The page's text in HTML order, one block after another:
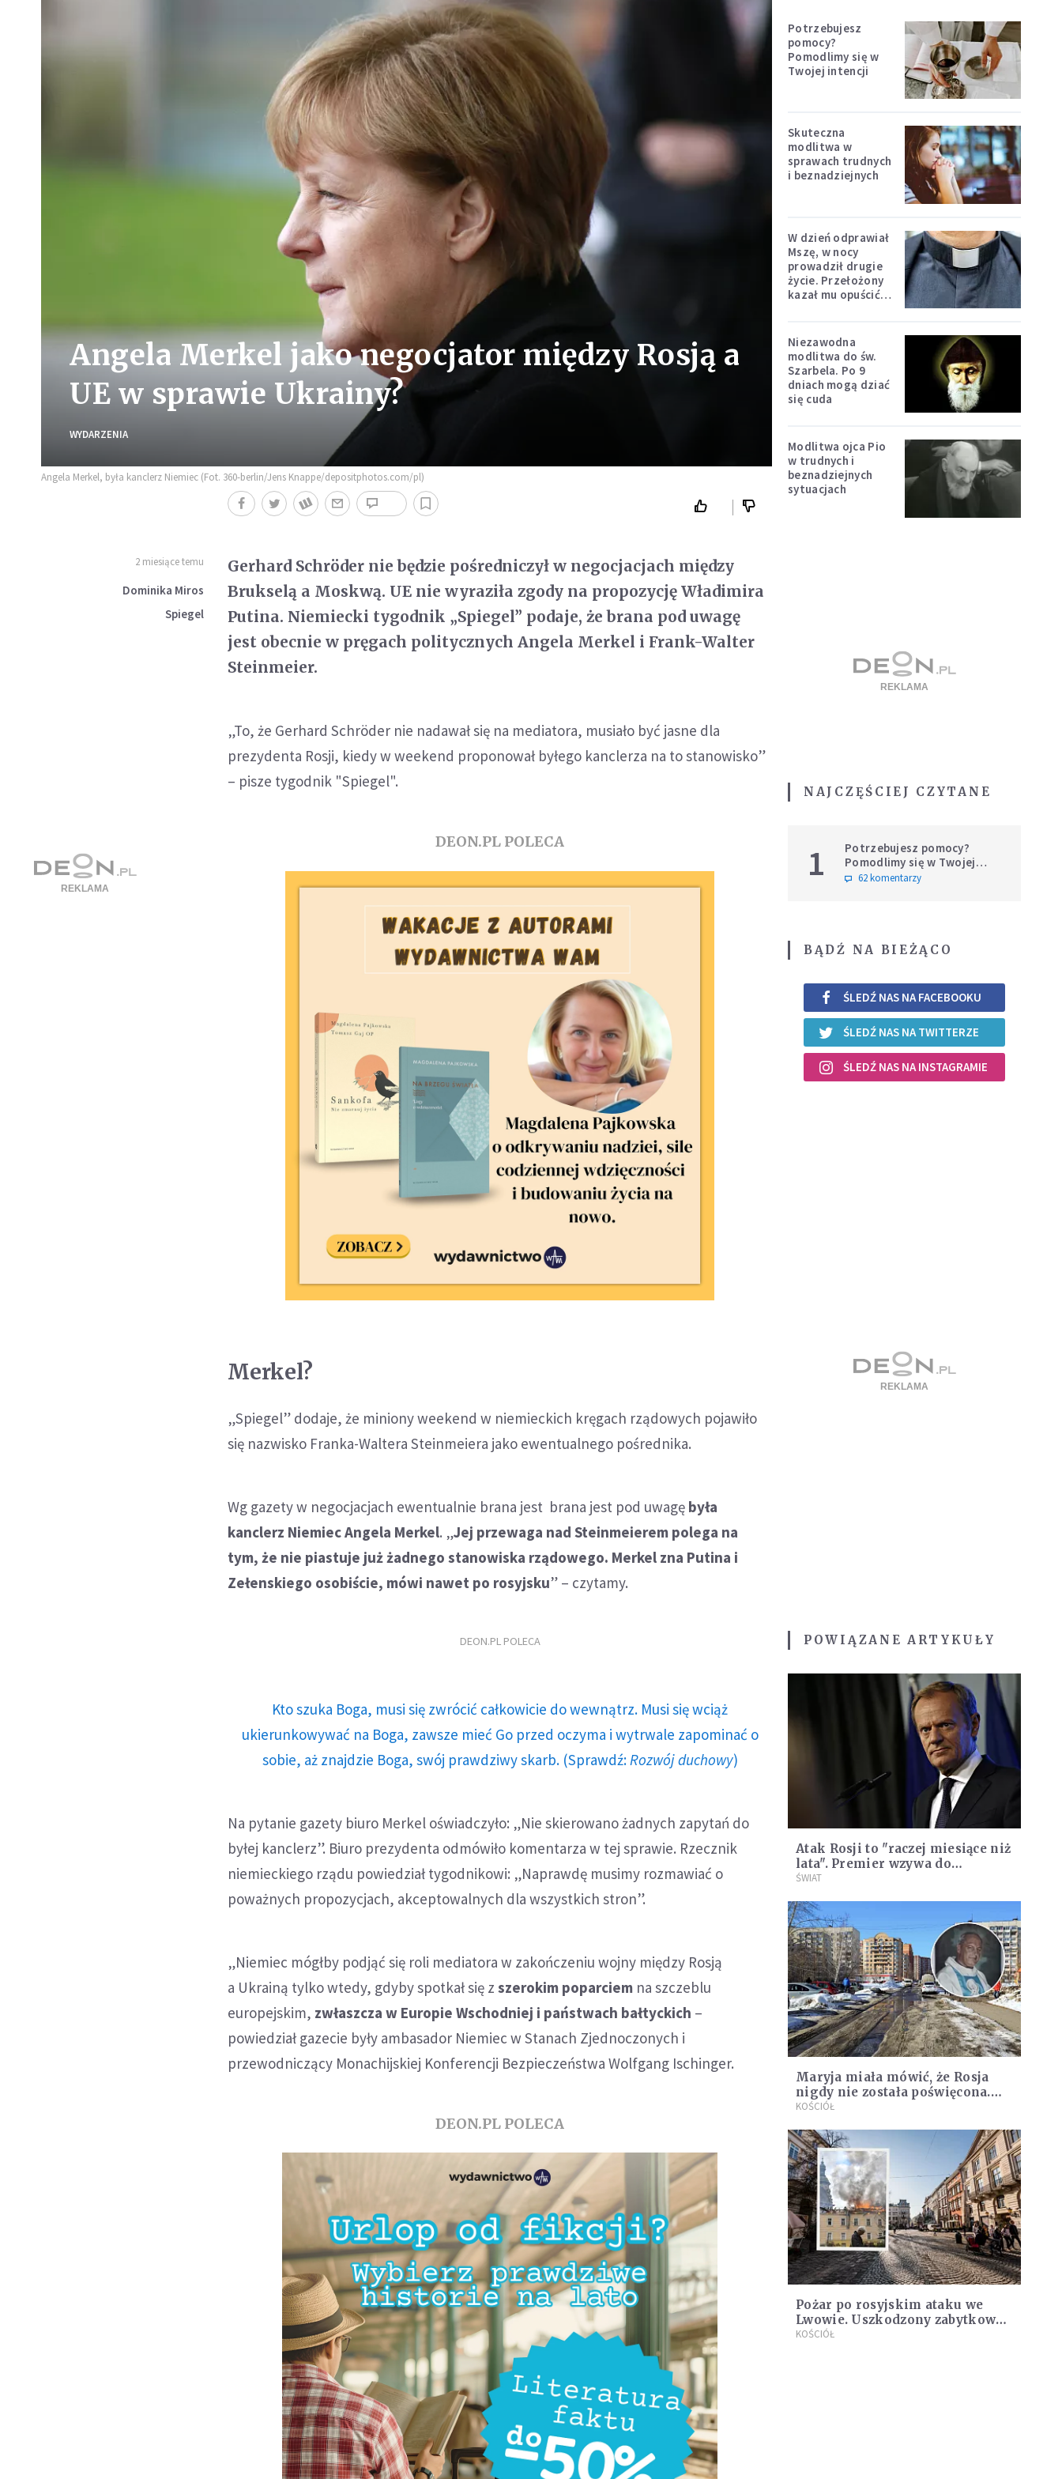
Angela Merkel jako negocjator między Rosją a
UE w sprawie Ukrainy?
WYDARZENIA
Angela Merkel, była kanclerz Niemiec (Fot. 360-berlin/Jens Knappe/depositphotos.com/pl)
2 miesiące temu
Dominika Miros
Spiegel
Gerhard Schröder nie będzie pośredniczył w negocjacjach między
Brukselą a Moskwą. UE nie wyraziła zgody na propozycję Władimira
Putina. Niemiecki tygodnik „Spiegel” podaje, że brana pod uwagę
jest obecnie w pręgach politycznych Angela Merkel i Frank-Walter
Steinmeier.
„To, że Gerhard Schröder nie nadawał się na mediatora, musiało być jasne dla
prezydenta Rosji, kiedy w weekend proponował byłego kanclerza na to stanowisko”
– pisze tygodnik "Spiegel".
DEON.PL POLECA
Merkel?
„Spiegel” dodaje, że miniony weekend w niemieckich kręgach rządowych pojawiło
się nazwisko Franka-Waltera Steinmeiera jako ewentualnego pośrednika.
Wg gazety w negocjacjach ewentualnie brana jest brana jest pod uwagę była
kanclerz Niemiec Angela Merkel. „Jej przewaga nad Steinmeierem polega na
tym, że nie piastuje już żadnego stanowiska rządowego. Merkel zna Putina i
Zełenskiego osobiście, mówi nawet po rosyjsku” – czytamy.
DEON.PL POLECA
Kto szuka Boga, musi się zwrócić całkowicie do wewnątrz. Musi się wciąż
ukierunkowywać na Boga, zawsze mieć Go przed oczyma i wytrwale zapominać o
sobie, aż znajdzie Boga, swój prawdziwy skarb. (Sprawdź: Rozwój duchowy)
Na pytanie gazety biuro Merkel oświadczyło: „Nie skierowano żadnych zapytań do
byłej kanclerz”. Biuro prezydenta odmówiło komentarza w tej sprawie. Rzecznik
niemieckiego rządu powiedział tygodnikowi: „Naprawdę musimy rozmawiać o
poważnych propozycjach, akceptowalnych dla wszystkich stron”.
„Niemiec mógłby podjąć się roli mediatora w zakończeniu wojny między Rosją
a Ukrainą tylko wtedy, gdyby spotkał się zszerokim poparciem na szczeblu
europejskim, zwłaszcza w Europie Wschodniej i państwach bałtyckich –
powiedział gazecie były ambasador Niemiec w Stanach Zjednoczonych i
przewodniczący Monachijskiej Konferencji Bezpieczeństwa Wolfgang Ischinger.
DEON.PL POLECA
Potrzebujesz
pomocy?
Pomodlimy się w
Twojej intencji
Skuteczna
modlitwa w
sprawach trudnych
i beznadziejnych
W dzień odprawiał
Mszę, w nocy
prowadził drugie
życie. Przełożony
kazał mu opuścić
Niezawodna
modlitwa do św.
Szarbela. Po 9
dniach mogą dziać
się cuda
Modlitwa ojca Pio
w trudnych i
beznadziejnych
sytuacjach
NAJCZĘŚCIEJ CZYTANE
1
Potrzebujesz pomocy?
Pomodlimy się w Twojej
intencji
62 komentarzy
BĄDŹ NA BIEŻĄCO
ŚLEDŹ NAS NA FACEBOOKU
ŚLEDŹ NAS NA TWITTERZE
ŚLEDŹ NAS NA INSTAGRAMIE
POWIĄZANE ARTYKUŁY
Atak Rosji to "raczej miesiące niż
lata". Premier wzywa do
wzmacniania Europy i NATO
ŚWIAT
Maryja miała mówić, że Rosja
nigdy nie została poświęcona.
Kapłan, który to powiedział
KOŚCIÓŁ
Pożar po rosyjskim ataku we
Lwowie. Uszkodzony zabytkowy
kościół i klasztor
KOŚCIÓŁ